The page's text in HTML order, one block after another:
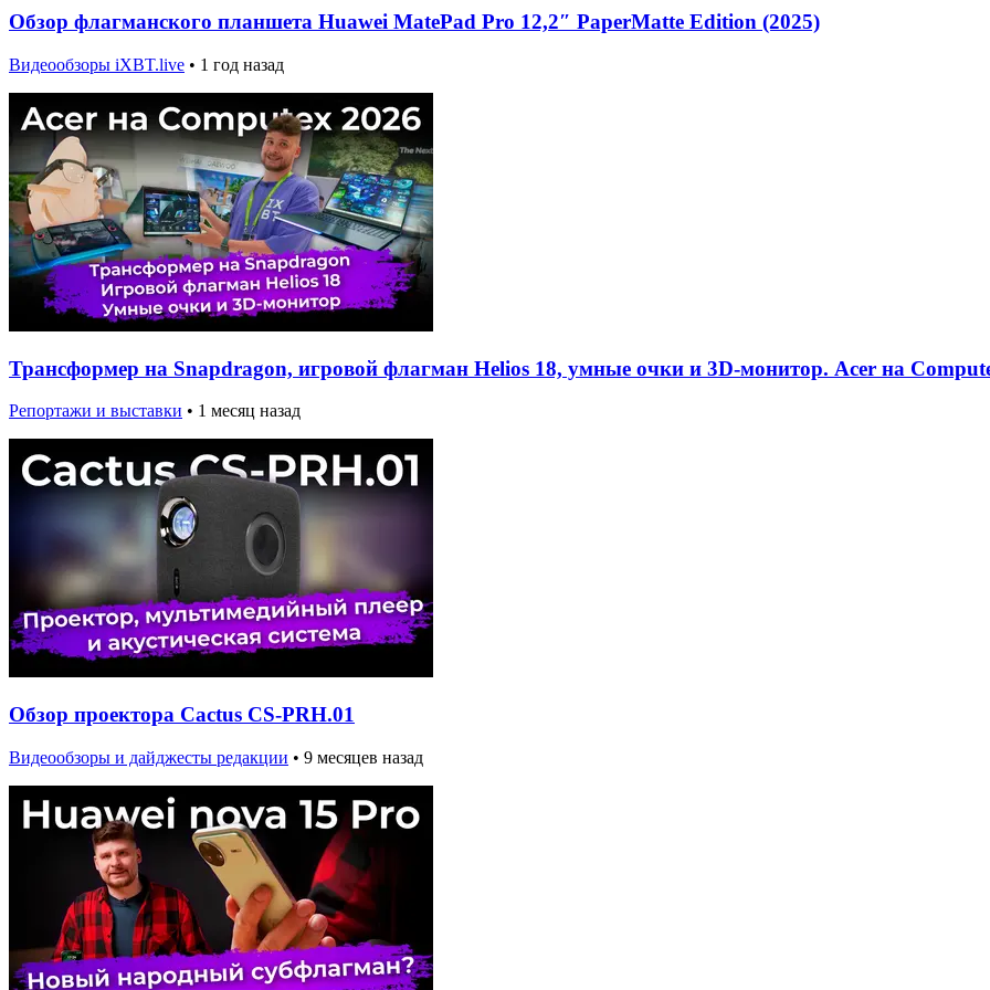
Обзор флагманского планшета Huawei MatePad Pro 12,2″ PaperMatte Edition (2025)
Видеообзоры iXBT.live • 1 год назад
Трансформер на Snapdragon, игровой флагман Helios 18, умные очки и 3D-монитор. Acer на
Репортажи и выставки • 1 месяц назад
Обзор проектора Cactus CS-PRH.01
Видеообзоры и дайджесты редакции • 9 месяцев назад